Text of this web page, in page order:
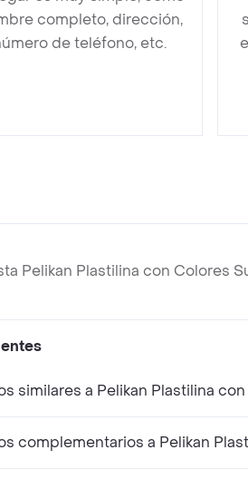
completo, dirección,
de teléfono, etc.
Pelikan Plastilina con Colores
similares a Pelikan Plastilina
complementarios a Pelikan